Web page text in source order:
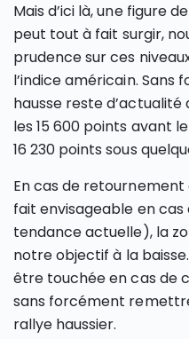
Mais d’ici là, une figure
peut tout à fait surgir,
prudence sur ces
l’indice américain. Sans
hausse reste
les 15 600 points avant
16 230 points sous
En cas de
fait envisageable en cas
tendance actuelle), la
notre objectif à la
être touchée en cas de
sans forcément
rallye haussier.